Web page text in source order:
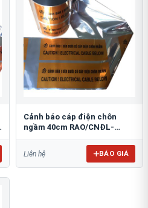
Cảnh báo cáp điện chôn
ngầm 40cm RAO/CNĐL-
Liên hệ BÁO GIÁ